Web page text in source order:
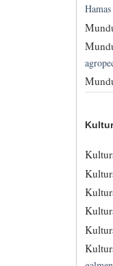
Hamas